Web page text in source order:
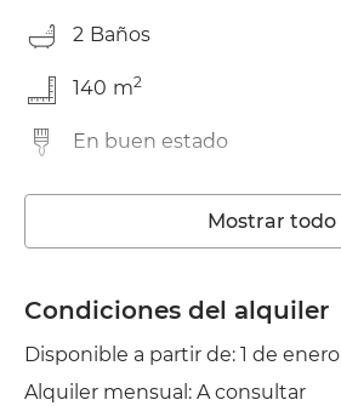
2 Baños
140 m2
En buen estado
Lavadora
Ascensor
Wifi
TV
Mostrar todo
Condiciones del alquiler
Disponible a partir de: 1 de enero
Alquiler mensual: A consultar